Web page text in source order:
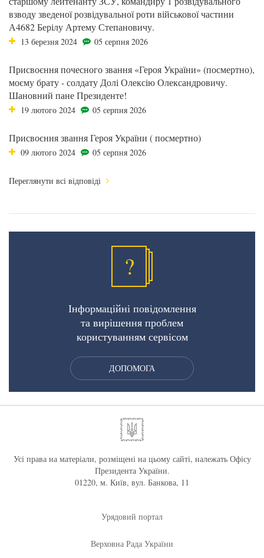
взводу зведеної розвідувальної роти військової частини
А4682 Берілу Артему Степановичу.
13 березня 2024 05 серпня 2026
Присвоєння почесного звання «Героя України» (посмертно),
моєму брату - солдату Долі Олексію Олександровичу.
Шановний пане Президенте!
19 лютого 2024 05 серпня 2026
Присвоєння звання Героя України ( посмертно)
09 лютого 2024 05 серпня 2026
Переглянути всі відповіді
?
Інформаційні повідомлення
та вирішення проблем
користуванням сервісом
ДОПОМОГА
Усі права на матеріали, розміщені на цьому сайті, належать Офісу
Президента України.
01220, м. Київ, вул. Банкова, 11
Урядовий портал
Верховна Рада України